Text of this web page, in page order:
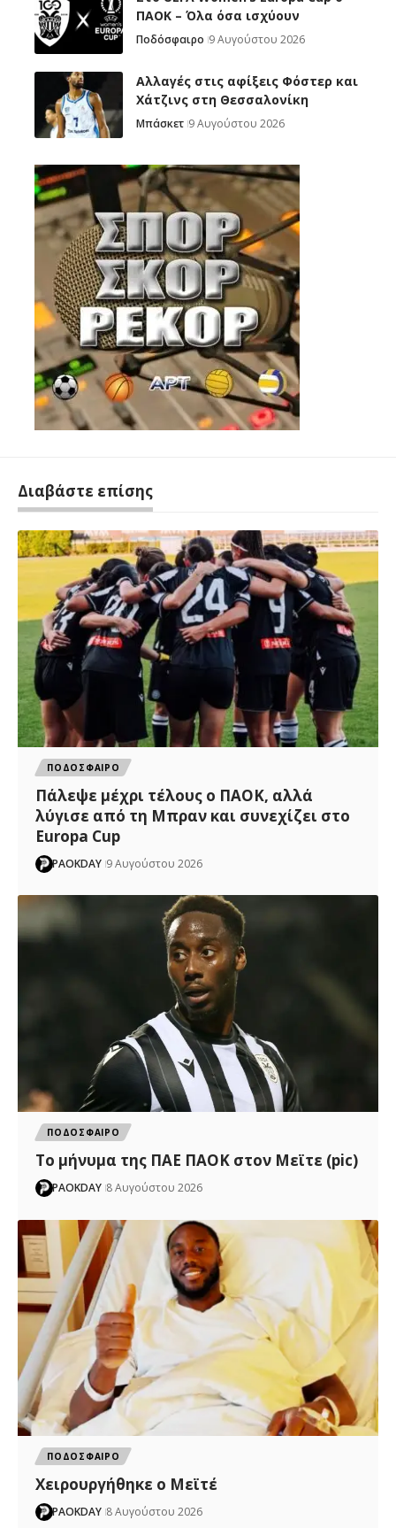
ΠΑΟΚ – Όλα όσα ισχύουν
Ποδόσφαιρο 9 Αυγούστου 2026
Αλλαγές στις αφίξεις Φόστερ και
Χάτζινς στη Θεσσαλονίκη
Μπάσκετ 9 Αυγούστου 2026
Διαβάστε επίσης
ΠΟΔΟΣΦΑΙΡΟ
Πάλεψε μέχρι τέλους ο ΠΑΟΚ, αλλά
λύγισε από τη Μπραν και συνεχίζει στο
Europa Cup
PAOKDAY 9 Αυγούστου 2026
ΠΟΔΟΣΦΑΙΡΟ
Το μήνυμα της ΠΑΕ ΠΑΟΚ στον Μεϊτε (pic)
PAOKDAY 8 Αυγούστου 2026
ΠΟΔΟΣΦΑΙΡΟ
Χειρουργήθηκε ο Μεϊτέ
PAOKDAY 8 Αυγούστου 2026